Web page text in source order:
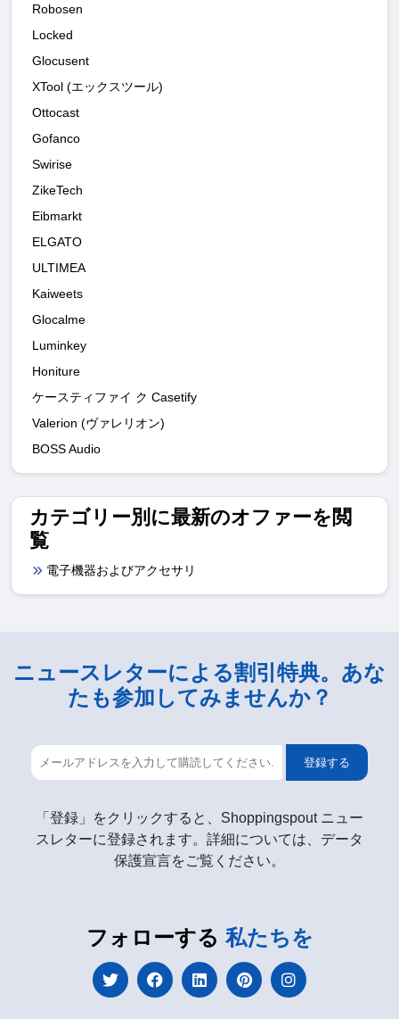
Robosen
Locked
Glocusent
XTool (エックスツール)
Ottocast
Gofanco
Swirise
ZikeTech
Eibmarkt
ELGATO
ULTIMEA
Kaiweets
Glocalme
Luminkey
Honiture
ケースティファイ ク Casetify
Valerion (ヴァレリオン)
BOSS Audio
カテゴリー別に最新のオファーを閲
覧
電子機器およびアクセサリ
ニュースレターによる割引特典。あな
たも参加してみませんか？
登録する
「登録」をクリックすると、Shoppingspout ニュー
スレターに登録されます。詳細については、データ
保護宣言をご覧ください。
フォローする 私たちを